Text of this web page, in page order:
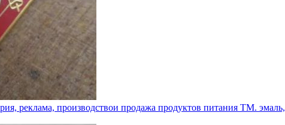
реклама, производствои продажа продуктов питания ТМ. эмаль,